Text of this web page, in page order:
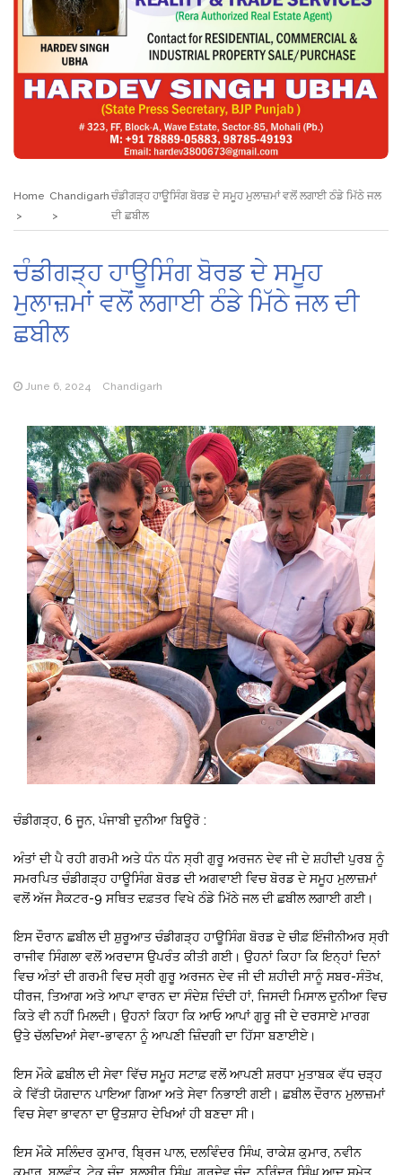
Home Chandigarh ਚੰਡੀਗੜ੍ਹ ਹਾਊਸਿੰਗ ਬੋਰਡ ਦੇ ਸਮੂਹ ਮੁਲਾਜ਼ਮਾਂ ਵਲੋਂ ਲਗਾਈ ਠੰਡੇ ਮਿੱਠੇ ਜਲ
ਦੀ ਛਬੀਲ
ਚੰਡੀਗੜ੍ਹ ਹਾਊਸਿੰਗ ਬੋਰਡ ਦੇ ਸਮੂਹ
ਮੁਲਾਜ਼ਮਾਂ ਵਲੋਂ ਲਗਾਈ ਠੰਡੇ ਮਿੱਠੇ ਜਲ ਦੀ
ਛਬੀਲ
June 6, 2024 Chandigarh
ਚੰਡੀਗੜ੍ਹ, 6 ਜੂਨ, ਪੰਜਾਬੀ ਦੁਨੀਆ ਬਿਊਰੋ :
ਅੰਤਾਂ ਦੀ ਪੈ ਰਹੀ ਗਰਮੀ ਅਤੇ ਧੰਨ ਧੰਨ ਸ੍ਰੀ ਗੁਰੂ ਅਰਜਨ ਦੇਵ ਜੀ ਦੇ ਸ਼ਹੀਦੀ ਪੁਰਬ ਨੂੰ
ਸਮਰਪਿਤ ਚੰਡੀਗੜ੍ਹ ਹਾਊਸਿੰਗ ਬੋਰਡ ਦੀ ਅਗਵਾਈ ਵਿਚ ਬੋਰਡ ਦੇ ਸਮੂਹ ਮੁਲਾਜ਼ਮਾਂ
ਵਲੋਂ ਅੱਜ ਸੈਕਟਰ-9 ਸਥਿਤ ਦਫ਼ਤਰ ਵਿਖੇ ਠੰਡੇ ਮਿੱਠੇ ਜਲ ਦੀ ਛਬੀਲ ਲਗਾਈ ਗਈ।
ਇਸ ਦੌਰਾਨ ਛਬੀਲ ਦੀ ਸ਼ੁਰੂਆਤ ਚੰਡੀਗੜ੍ਹ ਹਾਊਸਿੰਗ ਬੋਰਡ ਦੇ ਚੀਫ਼ ਇੰਜੀਨੀਅਰ ਸ੍ਰੀ
ਰਾਜੀਵ ਸਿੰਗਲਾ ਵਲੋਂ ਅਰਦਾਸ ਉਪਰੰਤ ਕੀਤੀ ਗਈ। ਉਹਨਾਂ ਕਿਹਾ ਕਿ ਇਨ੍ਹਾਂ ਦਿਨਾਂ
ਵਿਚ ਅੰਤਾਂ ਦੀ ਗਰਮੀ ਵਿਚ ਸ੍ਰੀ ਗੁਰੂ ਅਰਜਨ ਦੇਵ ਜੀ ਦੀ ਸ਼ਹੀਦੀ ਸਾਨੂੰ ਸਬਰ-ਸੰਤੋਖ,
ਧੀਰਜ, ਤਿਆਗ ਅਤੇ ਆਪਾ ਵਾਰਨ ਦਾ ਸੰਦੇਸ਼ ਦਿੰਦੀ ਹਾਂ, ਜਿਸਦੀ ਮਿਸਾਲ ਦੁਨੀਆ ਵਿਚ
ਕਿਤੇ ਵੀ ਨਹੀਂ ਮਿਲਦੀ। ਉਹਨਾਂ ਕਿਹਾ ਕਿ ਆਓ ਆਪਾਂ ਗੁਰੂ ਜੀ ਦੇ ਦਰਸਾਏ ਮਾਰਗ
ਉਤੇ ਚੱਲਦਿਆਂ ਸੇਵਾ-ਭਾਵਨਾ ਨੂੰ ਆਪਣੀ ਜ਼ਿੰਦਗੀ ਦਾ ਹਿੱਸਾ ਬਣਾਈਏ।
ਇਸ ਮੌਕੇ ਛਬੀਲ ਦੀ ਸੇਵਾ ਵਿੱਚ ਸਮੂਹ ਸਟਾਫ਼ ਵਲੋਂ ਆਪਣੀ ਸ਼ਰਧਾ ਮੁਤਾਬਕ ਵੱਧ ਚੜ੍ਹ
ਕੇ ਵਿੱਤੀ ਯੋਗਦਾਨ ਪਾਇਆ ਗਿਆ ਅਤੇ ਸੇਵਾ ਨਿਭਾਈ ਗਈ। ਛਬੀਲ ਦੌਰਾਨ ਮੁਲਾਜ਼ਮਾਂ
ਵਿਚ ਸੇਵਾ ਭਾਵਨਾ ਦਾ ਉਤਸ਼ਾਹ ਦੇਖਿਆਂ ਹੀ ਬਣਦਾ ਸੀ।
ਇਸ ਮੌਕੇ ਸਲਿੰਦਰ ਕੁਮਾਰ, ਬ੍ਰਿਜ ਪਾਲ, ਦਲਵਿੰਦਰ ਸਿੰਘ, ਰਾਕੇਸ਼ ਕੁਮਾਰ, ਨਵੀਨ